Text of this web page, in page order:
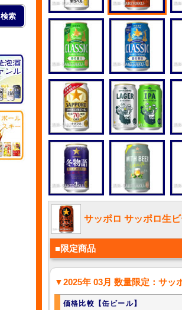
検索
サッポロ サッポロ生
■限定商品
▼2025年 03月 数量限定：サッ
価格比較【缶ビール】